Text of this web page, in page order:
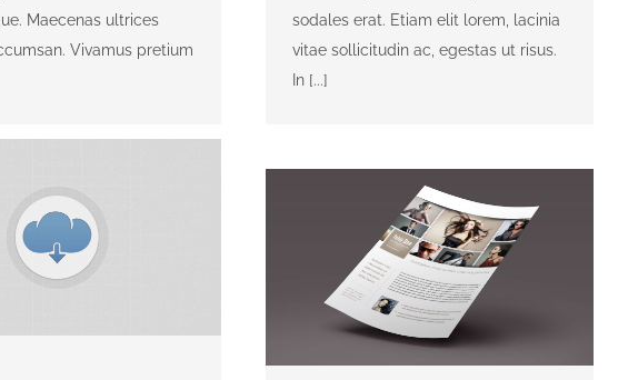
Maecenas ultrices
Vivamus pretium
sodales erat. Etiam elit lorem, lacinia
vitae sollicitudin ac, egestas ut risus.
In [...]